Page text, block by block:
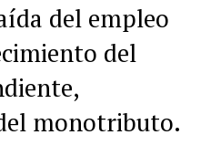
del empleo
del
monotributo.